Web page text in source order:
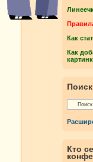
Как
Как
Кто